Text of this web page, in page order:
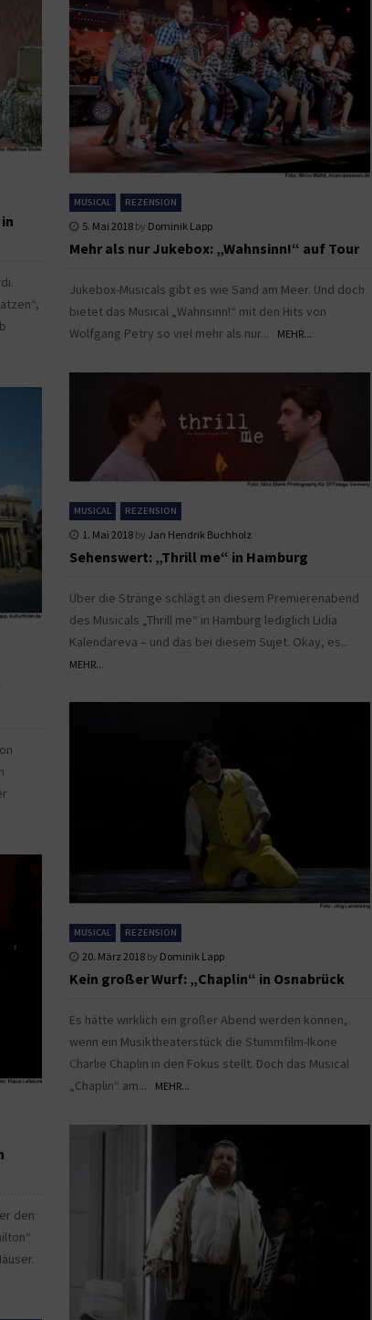
MUSICAL REZENSION
5. Mai 2018 by Dominik Lapp
Mehr als nur Jukebox: „Wahnsinn!“ auf Tour
Jukebox-Musicals gibt es wie Sand am Meer. Und doch
bietet das Musical „Wahnsinn!“ mit den Hits von
Wolfgang Petry so viel mehr als nur...
MEHR...
MUSICAL REZENSION
1. Mai 2018 by Jan Hendrik Buchholz
Sehenswert: „Thrill me“ in Hamburg
Über die Stränge schlägt an diesem Premierenabend
des Musicals „Thrill me“ in Hamburg lediglich Lidia
Kalendareva – und das bei diesem Sujet. Okay, es...
MEHR...
MUSICAL REZENSION
20. März 2018 by Dominik Lapp
Kein großer Wurf: „Chaplin“ in Osnabrück
Es hätte wirklich ein großer Abend werden können,
wenn ein Musiktheaterstück die Stummfilm-Ikone
Charlie Chaplin in den Fokus stellt. Doch das Musical
„Chaplin“ am...
MEHR...
den